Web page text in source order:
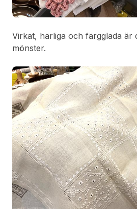
Virkat, härliga och färgglada är
mönster.